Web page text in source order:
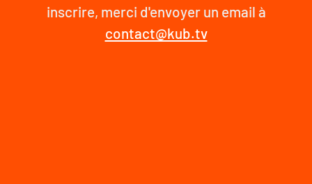
inscrire, merci d'envoyer un email à
contact@kub.tv